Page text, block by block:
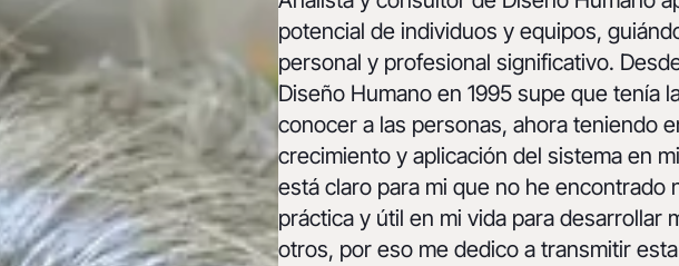
potencial de individuos y equipos,
personal y profesional significativo.
Diseño Humano en 1995 supe que tenía
conocer a las personas, ahora teniendo
crecimiento y aplicación del sistema en
está claro para mi que no he encontrado
práctica y útil en mi vida para desarrollar
otros, por eso me dedico a transmitir